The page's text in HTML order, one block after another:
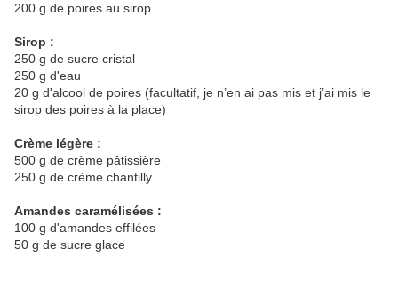
200 g de poires au sirop
Sirop :
250 g de sucre cristal
250 g d'eau
20 g d'alcool de poires (facultatif, je n’en ai pas mis et j’ai mis le
sirop des poires à la place)
Crème légère :
500 g de crème pâtissière
250 g de crème chantilly
Amandes caramélisées :
100 g d'amandes effilées
50 g de sucre glace